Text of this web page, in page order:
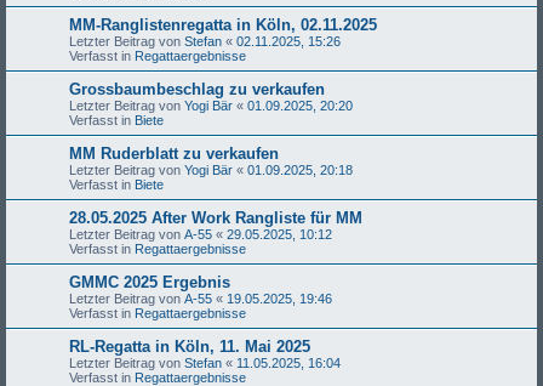
MM-Ranglistenregatta in Köln, 02.11.2025
Letzter Beitrag von Stefan « 02.11.2025, 15:26
Verfasst in Regattaergebnisse
Grossbaumbeschlag zu verkaufen
Letzter Beitrag von Yogi Bär « 01.09.2025, 20:20
Verfasst in Biete
MM Ruderblatt zu verkaufen
Letzter Beitrag von Yogi Bär « 01.09.2025, 20:18
Verfasst in Biete
28.05.2025 After Work Rangliste für MM
Letzter Beitrag von A-55 « 29.05.2025, 10:12
Verfasst in Regattaergebnisse
GMMC 2025 Ergebnis
Letzter Beitrag von A-55 « 19.05.2025, 19:46
Verfasst in Regattaergebnisse
RL-Regatta in Köln, 11. Mai 2025
Letzter Beitrag von Stefan « 11.05.2025, 16:04
Verfasst in Regattaergebnisse